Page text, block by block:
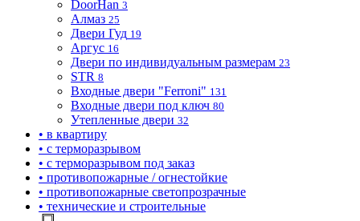
DoorHan 3
Алмаз 25
Двери Гуд 19
Аргус 16
Двери по индивидуальным размерам 23
STR 8
Входные двери "Ferroni" 131
Входные двери под ключ 80
Утепленные двери 32
• в квартиру
• с терморазрывом
• с терморазрывом под заказ
• противопожарные / огнестойкие
• противопожарные светопрозрачные
• технические и строительные